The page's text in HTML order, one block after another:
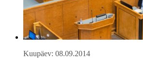
Kuupäev: 08.09.2014